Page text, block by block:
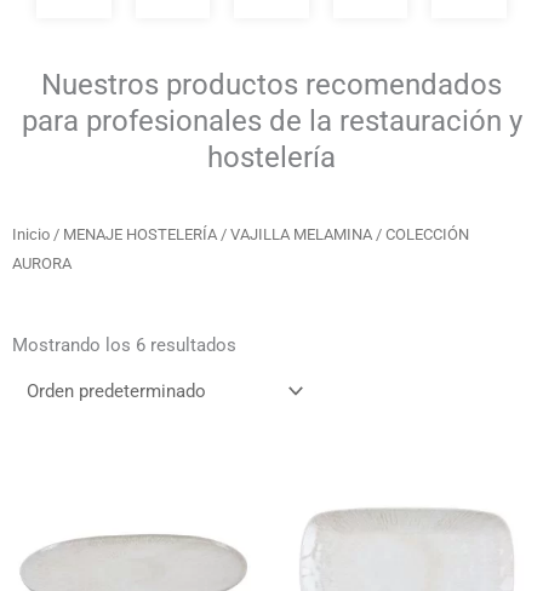
Nuestros productos recomendados
para profesionales de la restauración y
hostelería
Inicio / MENAJE HOSTELERÍA / VAJILLA MELAMINA / COLECCIÓN
AURORA
Mostrando los 6 resultados
194.98€
331.51€
desde
177.42€